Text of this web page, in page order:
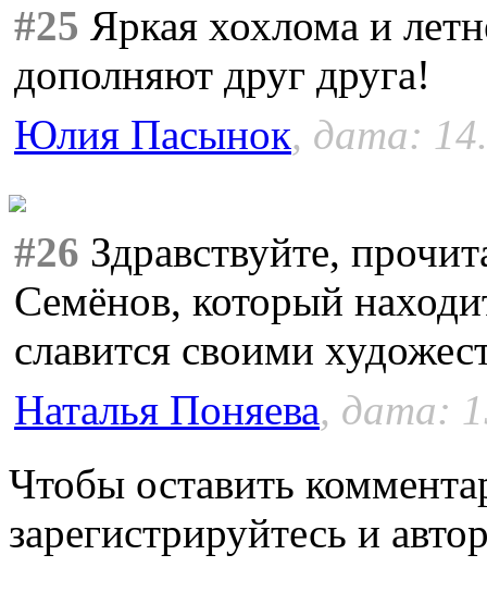
#25 Яркая хохлома и
дополняют друг друга!
Юлия Пасынок, дата:
#26 Здравствуйте,
Семёнов, который
славится своими
Наталья Поняева, дата:
Чтобы оставить
зарегистрируйтесь и